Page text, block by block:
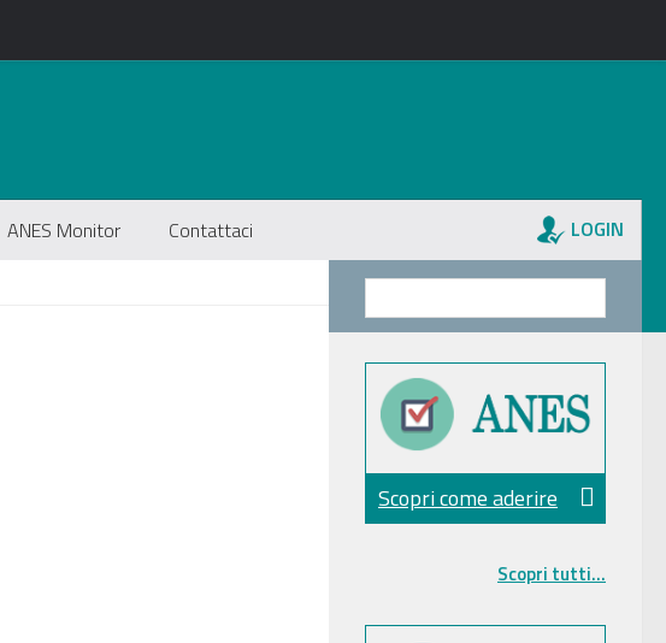
LOGIN
ANES Monitor Contattaci
Scopri come aderire
Scopri tutti...